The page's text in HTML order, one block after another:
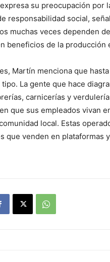
su preocupación por
responsabilidad social,
muchas veces dependen
beneficios de la producción
Martín menciona que
La gente que hace
carnicerías y
que sus empleados vivan
local. Estas
que venden en plataformas